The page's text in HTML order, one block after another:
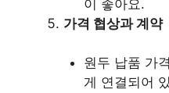
이 좋아요.
가격 협상과 계약
원두 납품 가
게 연결되어